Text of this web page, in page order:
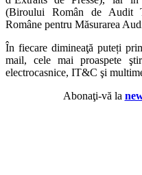
(Biroului Român de Audit
Române pentru Măsurarea
În fiecare dimineaţă puteți
mail, cele mai proaspete
electrocasnice, IT&C şi
Abonaţi-vă la